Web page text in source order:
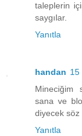
taleplerin
saygılar.
Yanıtla
handan 15
Mineciğim
sana ve
diyecek söz
Yanıtla